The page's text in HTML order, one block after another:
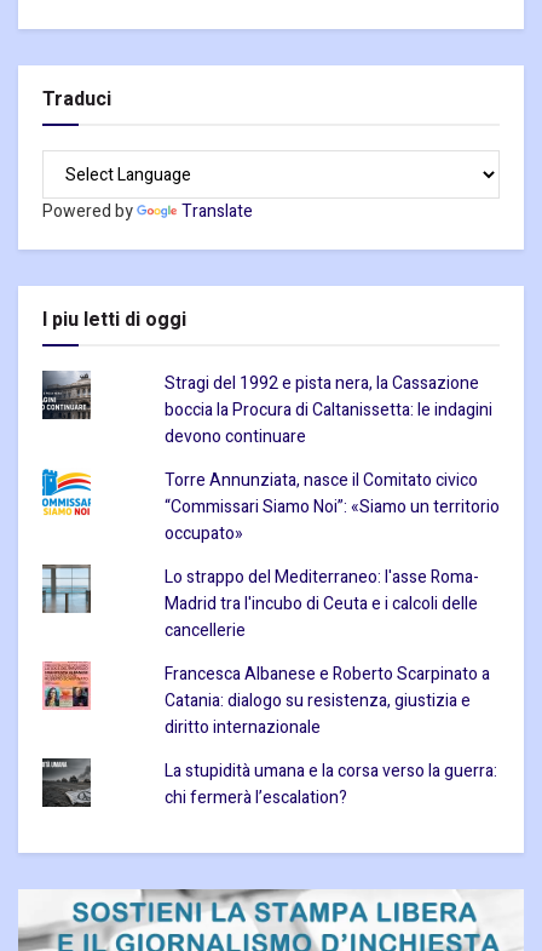
Traduci
Powered by Translate
I piu letti di oggi
Stragi del 1992 e pista nera, la Cassazione
boccia la Procura di Caltanissetta: le indagini
devono continuare
Torre Annunziata, nasce il Comitato civico
“Commissari Siamo Noi”: «Siamo un territorio
occupato»
Lo strappo del Mediterraneo: l'asse Roma-
Madrid tra l'incubo di Ceuta e i calcoli delle
cancellerie
Francesca Albanese e Roberto Scarpinato a
Catania: dialogo su resistenza, giustizia e
diritto internazionale
La stupidità umana e la corsa verso la guerra:
chi fermerà l’escalation?